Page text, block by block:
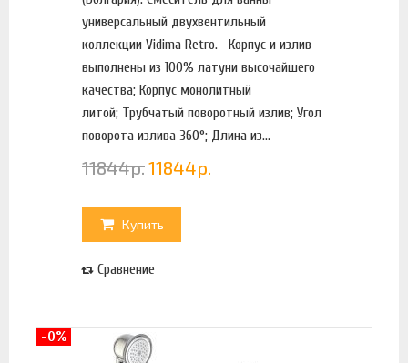
универсальный двухвентильный
коллекции Vidima Retro. Корпус и излив
выполнены из 100% латуни высочайшего
качества; Корпус монолитный
литой; Трубчатый поворотный излив; Угол
поворота излива 360°; Длина из...
11844р.11844р.
Купить
Сравнение
-0%